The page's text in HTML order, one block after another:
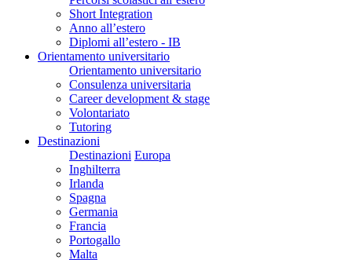
Short Integration
Anno all’estero
Diplomi all’estero - IB
Orientamento universitario
Orientamento universitario
Consulenza universitaria
Career development & stage
Volontariato
Tutoring
Destinazioni
Destinazioni Europa
Inghilterra
Irlanda
Spagna
Germania
Francia
Portogallo
Malta